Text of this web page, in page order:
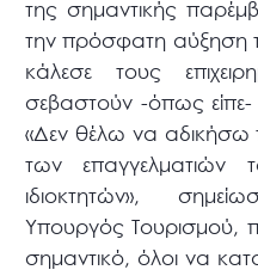
της σημαντικής
την πρόσφατη αύξηση
κάλεσε τους
σεβαστούν -όπως
«Δεν θέλω να αδικήσω
των επαγγελματιών
ιδιοκτητών»,
Υπουργός Τουρισμού,
σημαντικό, όλοι να